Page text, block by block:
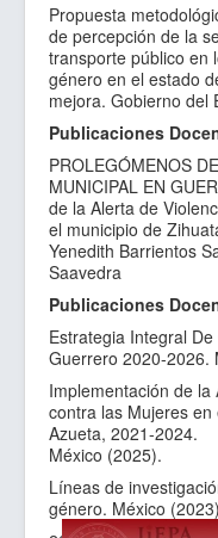
Propuesta
de percepción de la
transporte público en
género en el estado
mejora. Gobierno del
Publicaciones
PROLEGÓMENOS
MUNICIPAL EN
de la Alerta de
el municipio de
Yenedith Barrientos
Saavedra
Publicaciones
Estrategia Integral
Guerrero 2020-2026.
Implementación de
contra las Mujeres
Azueta, 2021-2024.
México (2025).
Líneas de
género. México